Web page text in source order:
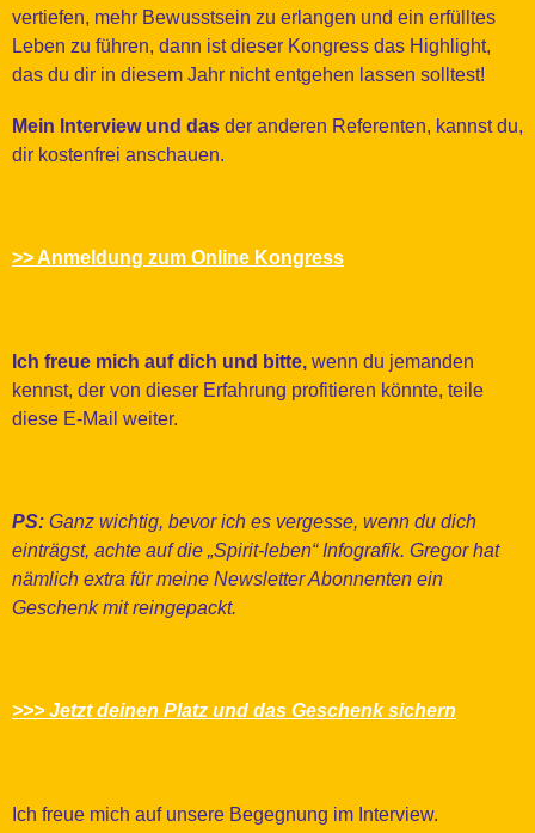
vertiefen, mehr Bewusstsein zu erlangen und ein erfülltes
Leben zu führen, dann ist dieser Kongress das Highlight,
das du dir in diesem Jahr nicht entgehen lassen solltest!
Mein Interview und das der anderen Referenten, kannst du,
dir kostenfrei anschauen.
>> Anmeldung zum Online Kongress
Ich freue mich auf dich und bitte, wenn du jemanden
kennst, der von dieser Erfahrung profitieren könnte, teile
diese E-Mail weiter.
PS: Ganz wichtig, bevor ich es vergesse, wenn du dich
einträgst, achte auf die „Spirit-leben“ Infografik. Gregor hat
nämlich extra für meine Newsletter Abonnenten ein
Geschenk mit reingepackt.
>>> Jetzt deinen Platz und das Geschenk sichern
Ich freue mich auf unsere Begegnung im Interview.